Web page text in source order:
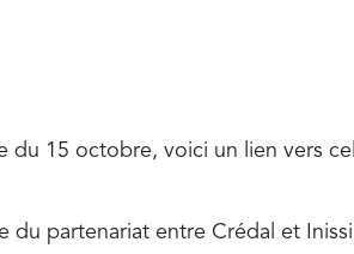
du 15 octobre, voici un lien vers
du partenariat entre Crédal et